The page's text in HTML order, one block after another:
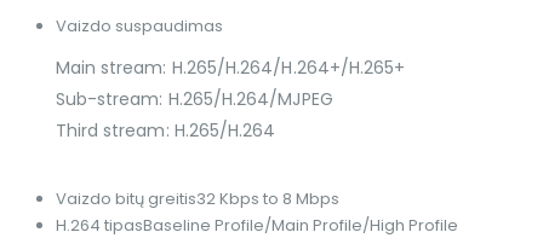
Vaizdo suspaudimas
Main stream: H.265/H.264/H.264+/H.265+
Sub-stream: H.265/H.264/MJPEG
Third stream: H.265/H.264
Vaizdo bitų greitis32 Kbps to 8 Mbps
H.264 tipasBaseline Profile/Main Profile/High Profile